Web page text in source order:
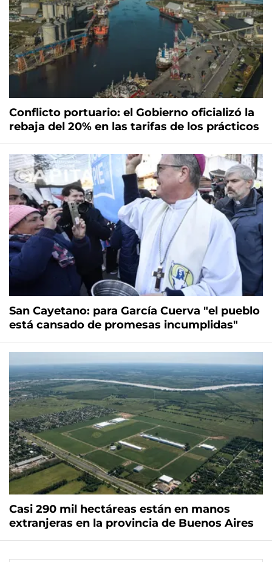
Conflicto portuario: el Gobierno oficializó la
rebaja del 20% en las tarifas de los prácticos
San Cayetano: para García Cuerva "el pueblo
está cansado de promesas incumplidas"
Casi 290 mil hectáreas están en manos
extranjeras en la provincia de Buenos Aires